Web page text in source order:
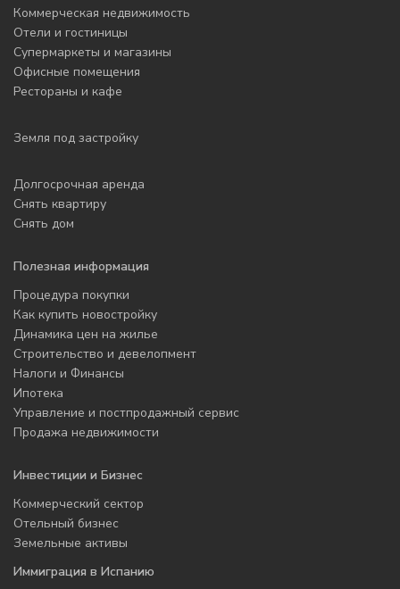
Коммерческая недвижимость
Отели и гостиницы
Супермаркеты и магазины
Офисные помещения
Рестораны и кафе
Земля под застройку
Долгосрочная аренда
Снять квартиру
Снять дом
Полезная информация
Процедура покупки
Как купить новостройку
Динамика цен на жилье
Строительство и девелопмент
Налоги и Финансы
Ипотека
Управление и постпродажный сервис
Продажа недвижимости
Инвестиции и Бизнес
Коммерческий сектор
Отельный бизнес
Земельные активы
Иммиграция в Испанию